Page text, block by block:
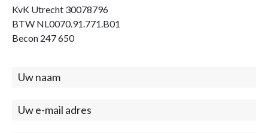
KvK Utrecht 30078796
BTW NL0070.91.771.B01
Becon 247 650
Contact